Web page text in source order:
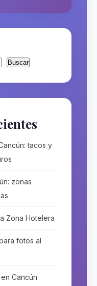
Buscar
tacos y
zonas
Zona Hotelera
fotos al
Cancún